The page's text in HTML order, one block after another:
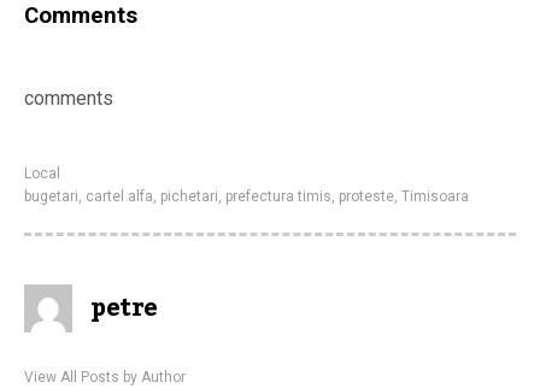
Comments
comments
Local
bugetari, cartel alfa, pichetari, prefectura timis, proteste, Timisoara
petre
View All Posts by Author